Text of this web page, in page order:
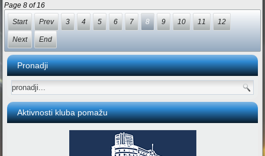
Page 8 of 16
Start
Prev 3 4 5 6 7 8 9 10 11 12
Next End
Pronadji
Aktivnosti kluba pomažu